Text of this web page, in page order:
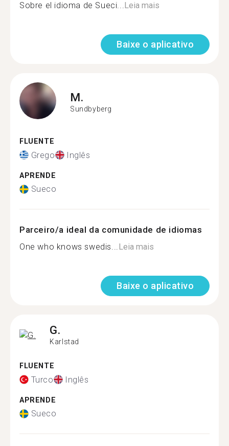
Sobre el idioma de Sueci...Leia mais
Baixe o aplicativo
M.
Sundbyberg
FLUENTE
Grego Inglês
APRENDE
Sueco
Parceiro/a ideal da comunidade de idiomas
One who knows swedis...Leia mais
Baixe o aplicativo
G.
Karlstad
FLUENTE
Turco Inglês
APRENDE
Sueco